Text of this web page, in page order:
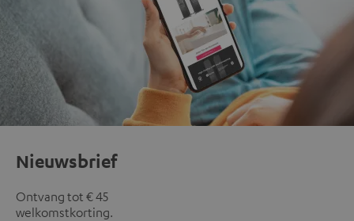
Nieuwsbrief
Ontvang tot € 45
welkomstkorting.